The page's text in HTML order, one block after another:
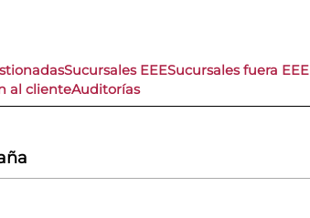
Sucursales EEESucursales fuera EEE
al clienteAuditorías